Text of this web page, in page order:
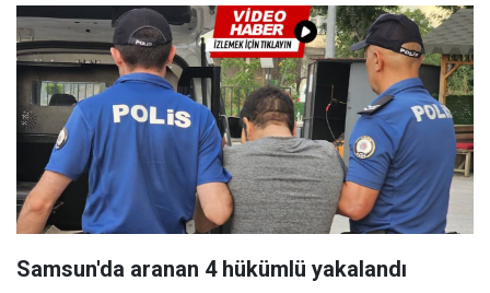
Samsun'da aranan 4 hükümlü yakalandı